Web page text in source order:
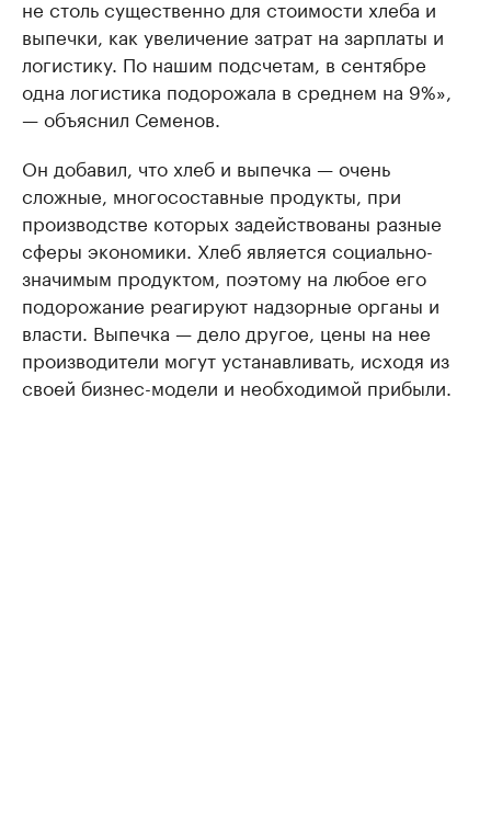
не столь существенно для стоимости хлеба и
выпечки, как увеличение затрат на зарплаты и
логистику. По нашим подсчетам, в сентябре
одна логистика подорожала в среднем на 9%»,
— объяснил Семенов.
Он добавил, что хлеб и выпечка — очень
сложные, многосоставные продукты, при
производстве которых задействованы разные
сферы экономики. Хлеб является социально-
значимым продуктом, поэтому на любое его
подорожание реагируют надзорные органы и
власти. Выпечка — дело другое, цены на нее
производители могут устанавливать, исходя из
своей бизнес-модели и необходимой прибыли.